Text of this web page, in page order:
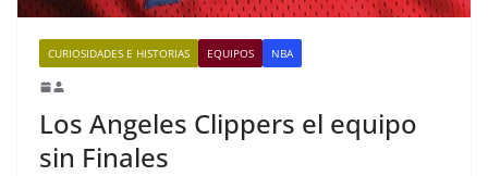
CURIOSIDADES E HISTORIAS EQUIPOS NBA
Los Angeles Clippers el equipo
sin Finales